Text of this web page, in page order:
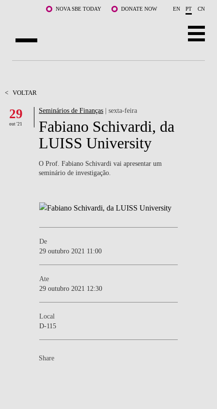
Saltar para o conteúdo principalNOVA SBE TODAY DONATE NOW EN PT CN
DOCENTES E INVESTIGAÇÃO
COMUNIDADE
< VOLTAR
29
out '21
Seminários de Finanças | sexta-feira
Fabiano Schivardi, da
LUISS University
O Prof. Fabiano Schivardi vai apresentar um
seminário de investigação.
De
29 outubro 2021 11:00
Ate
29 outubro 2021 12:30
Local
D-115
Share